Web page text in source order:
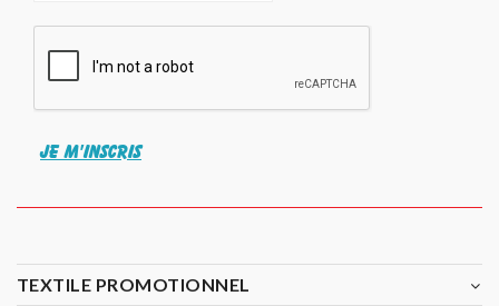
JE M'INSCRIS
TEXTILE PROMOTIONNEL